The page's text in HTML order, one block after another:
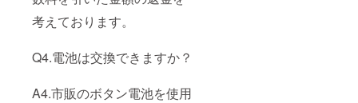
考えております。
Q4.電池は交換できますか？
A4.市販のボタン電池を使用